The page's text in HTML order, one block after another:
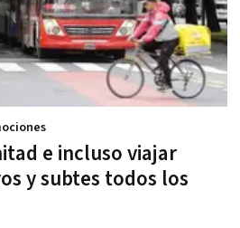
e incluso viajar
y subtes todos los